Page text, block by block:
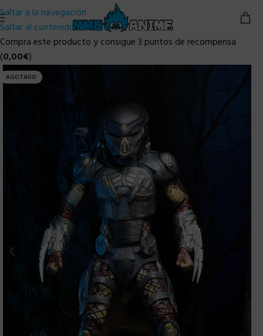
Saltar a la navegación
Saltar al contenido principal
Compra este producto y consigue 3 puntos de recompensa
(0,00€)
AGOTADO